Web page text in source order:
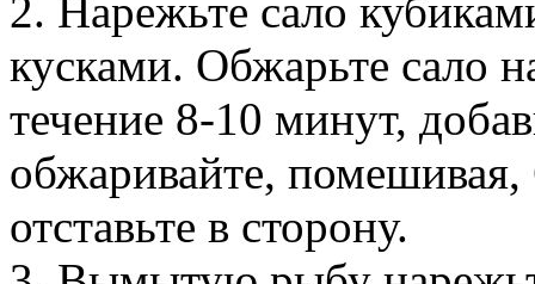
2. Нарежьте сало
кусками. Обжарьте сало
течение 8-10 минут,
обжаривайте,
отставьте в сторону.